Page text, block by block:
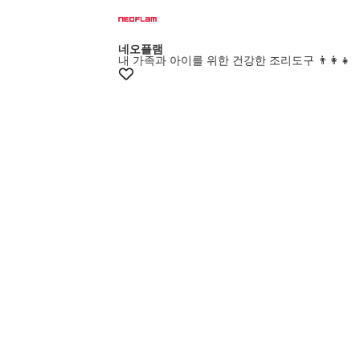
+15%쿠폰
네오플램
내 가족과 아이를 위한 건강한 조리도구 👨‍👩‍👧